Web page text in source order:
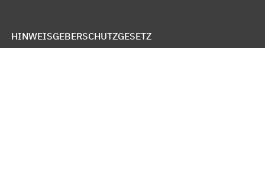
HINWEISGEBERSCHUTZGESETZ